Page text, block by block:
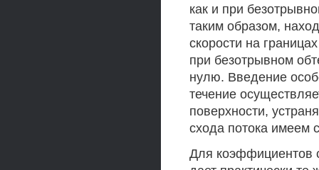
как и при
таким образом,
скорости на
при безотрывном
нулю. Введение
течение
поверхности,
схода потока имеем
Для коэффициентов